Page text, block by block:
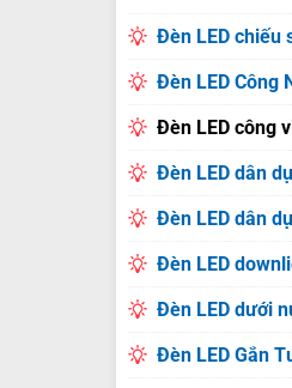
Đèn LED chiếu
Đèn LED Công
Đèn LED công
Đèn LED dân
Đèn LED dân
Đèn LED
Đèn LED dưới
Đèn LED Gắn